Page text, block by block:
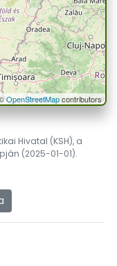
OpenStreetMapcontributors
Hivatal (KSH), a
(2025-01-01).